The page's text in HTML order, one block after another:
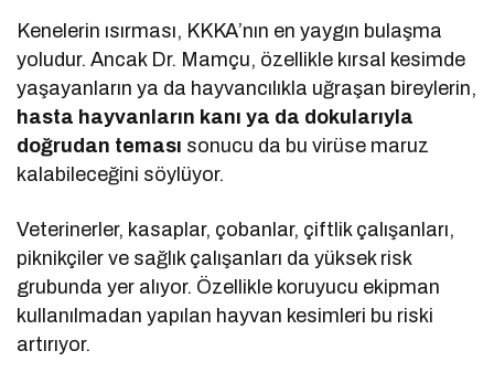
Kenelerin ısırması, KKKA’nın en yaygın bulaşma
yoludur. Ancak Dr. Mamçu, özellikle kırsal kesimde
yaşayanların ya da hayvancılıkla uğraşan bireylerin,
hasta hayvanların kanı ya da dokularıyla
doğrudan teması sonucu da bu virüse maruz
kalabileceğini söylüyor.
Veterinerler, kasaplar, çobanlar, çiftlik çalışanları,
piknikçiler ve sağlık çalışanları da yüksek risk
grubunda yer alıyor. Özellikle koruyucu ekipman
kullanılmadan yapılan hayvan kesimleri bu riski
artırıyor.